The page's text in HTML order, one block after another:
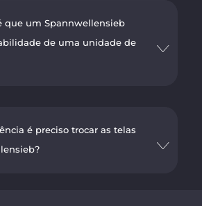
que um Spannwellensieb
de uma unidade de
é preciso trocar as telas